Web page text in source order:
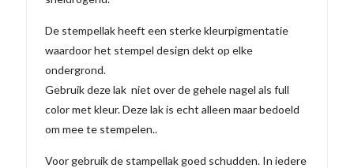
De stempellak heeft een sterke kleurpigmentatie
waardoor het stempel design dekt op elke
ondergrond.
Gebruik deze lak niet over de gehele nagel als full
color met kleur. Deze lak is echt alleen maar bedoeld
om mee te stempelen..
Voor gebruik de stampellak goed schudden. In iedere